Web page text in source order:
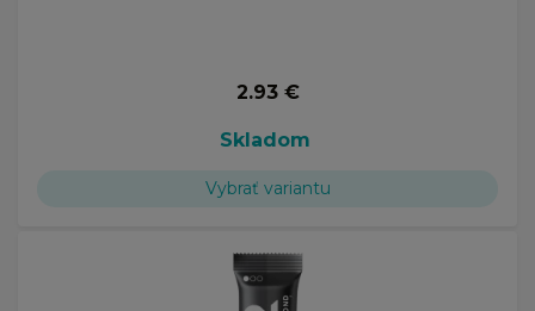
2.93 €
Skladom
Vybrať variantu